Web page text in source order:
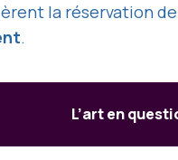
la réservation
.
L’art en